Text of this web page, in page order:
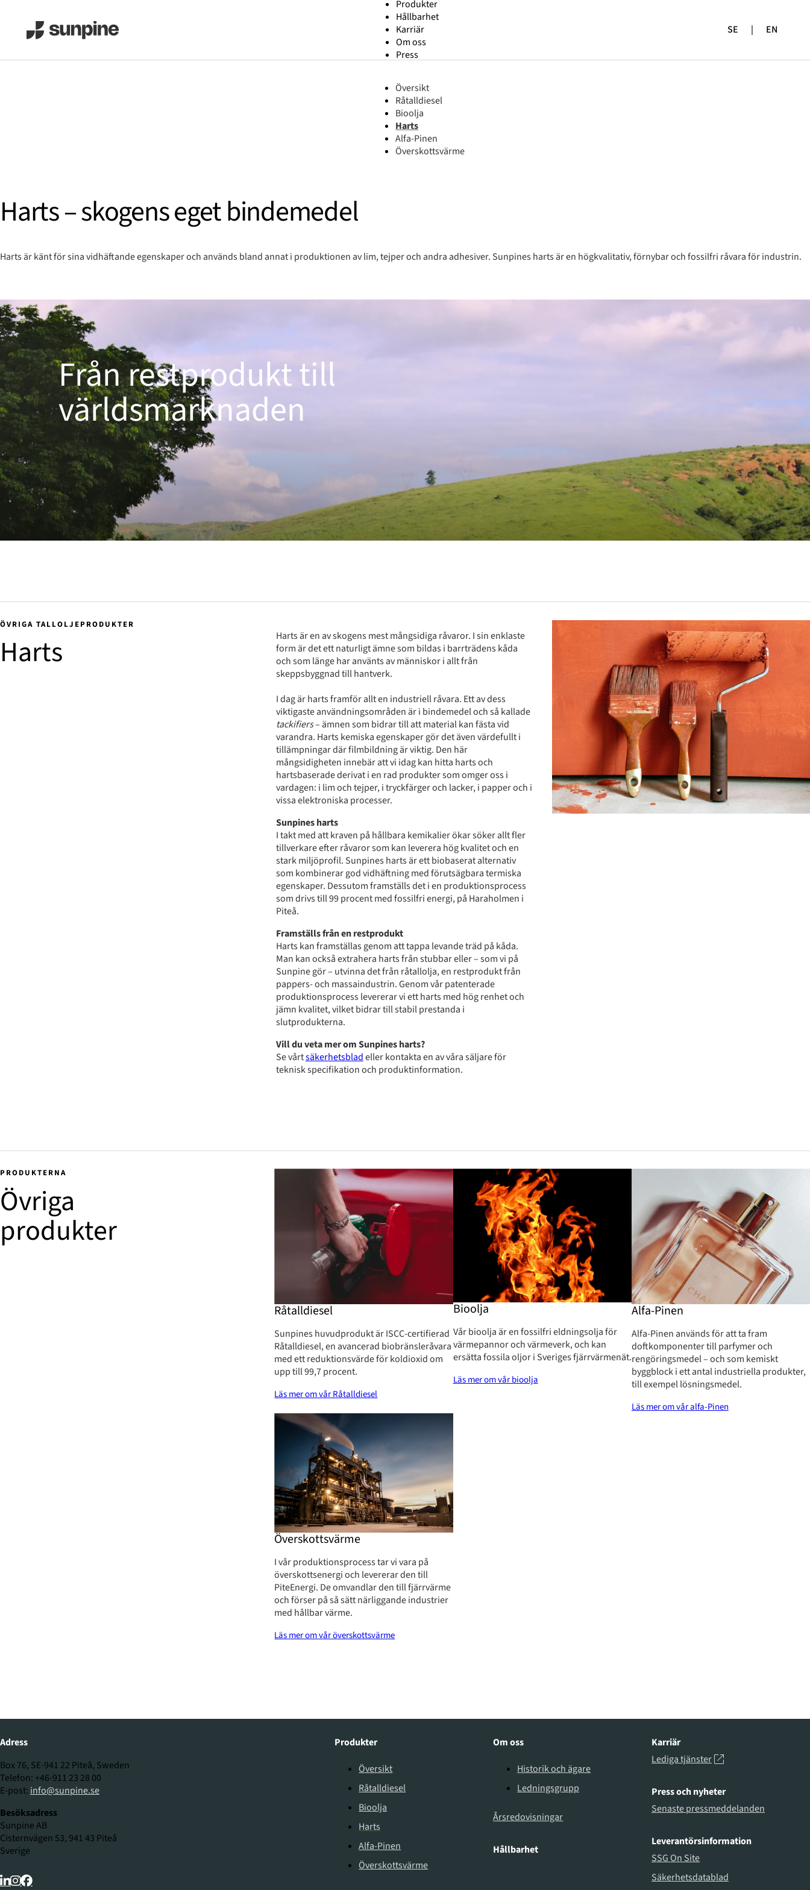
Produkter
Hållbarhet
Karriär
Om oss
Press
SE | EN
Översikt
Råtalldiesel
Bioolja
Harts
Alfa-Pinen
Överskottsvärme
Harts – skogens eget bindemedel
Harts är känt för sina vidhäftande egenskaper och används bland annat i produktionen av lim, tejper och andra adhesiver. Sunpines harts är en högkvalitativ, förnybar och fossilfri råvara för industrin.
Från restprodukt till
världsmarknaden
Harts
ÖVRIGA TALLOLJEPRODUKTER
Harts är en av skogens mest mångsidiga råvaror. I sin enklaste
form är det ett naturligt ämne som bildas i barrträdens kåda
och som länge har använts av människor i allt från
skeppsbyggnad till hantverk.
I dag är harts framför allt en industriell råvara. Ett av dess
viktigaste användningsområden är i bindemedel och så kallade
tackifiers– ämnen som bidrar till att material kan fästa vid
varandra. Harts kemiska egenskaper gör det även värdefullt i
tillämpningar där filmbildning är viktig. Den här
mångsidigheten innebär att vi idag kan hitta harts och
hartsbaserade derivat i en rad produkter som omger oss i
vardagen: i lim och tejper, i tryckfärger och lacker, i papper och i
vissa elektroniska processer.
Sunpines harts
I takt med att kraven på hållbara kemikalier ökar söker allt fler
tillverkare efter råvaror som kan leverera hög kvalitet och en
stark miljöprofil. Sunpines harts är ett biobaserat alternativ
som kombinerar god vidhäftning med förutsägbara termiska
egenskaper. Dessutom framställs det i en produktionsprocess
som drivs till 99 procent med fossilfri energi, på Haraholmen i
Piteå.
Framställs från en restprodukt
Harts kan framställas genom att tappa levande träd på kåda.
Man kan också extrahera harts från stubbar eller – som vi på
Sunpine gör – utvinna det från råtallolja, en restprodukt från
pappers- och massaindustrin. Genom vår patenterade
produktionsprocess levererar vi ett harts med hög renhet och
jämn kvalitet, vilket bidrar till stabil prestanda i
slutprodukterna.
Vill du veta mer om Sunpines harts?
Se vårtsäkerhetsbladeller kontakta en av våra säljare för
teknisk specifikation och produktinformation.
PRODUKTERNA
Övriga
produkter
Råtalldiesel
Sunpines huvudprodukt är ISCC-certifierad
Råtalldiesel, en avancerad biobränsleråvara
med ett reduktionsvärde för koldioxid om
upp till 99,7 procent.
Läs mer om vår Råtalldiesel
Bioolja
Vår bioolja är en fossilfri eldningsolja för
värmepannor och värmeverk, och kan
ersätta fossila oljor i Sveriges fjärrvärmenät.
Läs mer om vår bioolja
Alfa-Pinen
Alfa-Pinen används för att ta fram
doftkomponenter till parfymer och
rengöringsmedel – och som kemiskt
byggblock i ett antal industriella produkter,
till exempel lösningsmedel.
Läs mer om vår alfa-Pinen
Överskottsvärme
I vår produktionsprocess tar vi vara på
överskottsenergi och levererar den till
PiteEnergi. De omvandlar den till fjärrvärme
och förser på så sätt närliggande industrier
med hållbar värme.
Läs mer om vår överskottsvärme
Adress
Box 76, SE-941 22 Piteå, Sweden
Telefon: +46-911 23 28 00
E-post: info@sunpine.se
Besöksadress
Sunpine AB
Cisternvägen 53, 941 43 Piteå
Sverige
Produkter
Översikt
Råtalldiesel
Bioolja
Harts
Alfa-Pinen
Överskottsvärme
Om oss
Historik och ägare
Ledningsgrupp
Årsredovisningar
Hållbarhet
Karriär
Lediga tjänster
Press och nyheter
Senaste pressmeddelanden
Leverantörsinformation
SSG On Site
Säkerhetsdatablad